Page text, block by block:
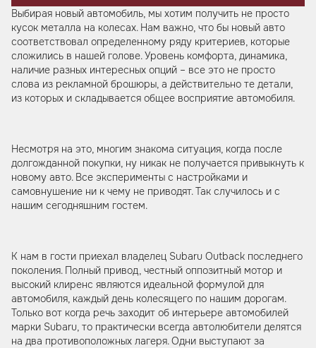
Выбирая новый автомобиль, мы хотим получить не просто
кусок металла на колесах. Нам важно, что бы новый авто
соответствовал определенному ряду критериев, которые
сложились в нашей голове. Уровень комфорта, динамика,
наличие разных интересных опций – все это не просто
слова из рекламной брошюры, а действительно те детали,
из которых и складывается общее восприятие автомобиля.
Несмотря на это, многим знакома ситуация, когда после
долгожданной покупки, ну никак не получается привыкнуть к
новому авто. Все эксперименты с настройками и
самовнушение ни к чему не приводят. Так случилось и с
нашим сегодняшним гостем.
К нам в гости приехал владелец Subaru Outback последнего
поколения. Полный привод, честный оппозитный мотор и
высокий клиренс являются идеальной формулой для
автомобиля, каждый день колесящего по нашим дорогам.
Только вот когда речь заходит об интерьере автомобилей
марки Subaru, то практически всегда автолюбители делятся
на два противоположных лагеря. Одни выступают за